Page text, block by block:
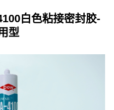
白色粘接密封胶-
型